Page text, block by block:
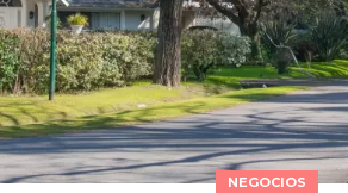
NEGOCIOS